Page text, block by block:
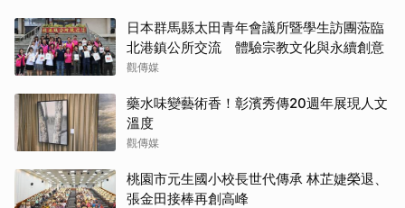
日本群馬縣太田青年會議所暨學生訪團蒞臨
北港鎮公所交流 體驗宗教文化與永續創意
觀傳媒
藥水味變藝術香！彰濱秀傳20週年展現人文
溫度
觀傳媒
桃園市元生國小校長世代傳承 林芷婕榮退、
張金田接棒再創高峰